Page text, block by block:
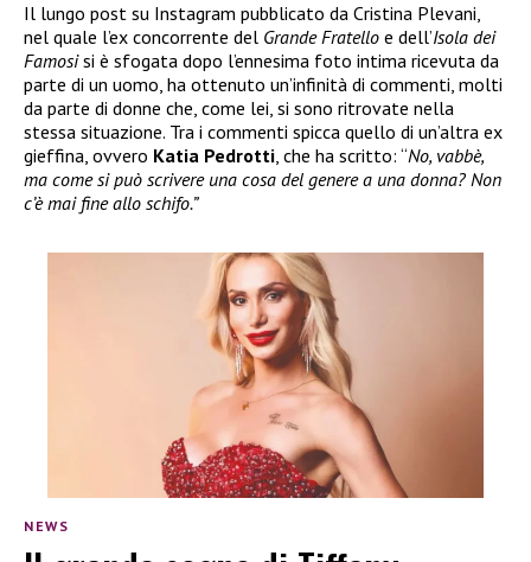
Il lungo post su Instagram pubblicato da Cristina Plevani,
nel quale l’ex concorrente del Grande Fratello e dell’Isola dei
Famosisi è sfogata dopo l’ennesima foto intima ricevuta da
parte di un uomo, ha ottenuto un’infinità di commenti, molti
da parte di donne che, come lei, si sono ritrovate nella
stessa situazione. Tra i commenti spicca quello di un’altra ex
gieffina, ovvero Katia Pedrotti, che ha scritto: “No, vabbè,
ma come si può scrivere una cosa del genere a una donna? Non
c’è mai fine allo schifo.”
NEWS